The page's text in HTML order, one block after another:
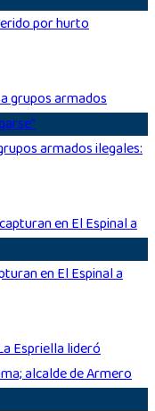
por hurto
armados ilegales:
en El Espinal a